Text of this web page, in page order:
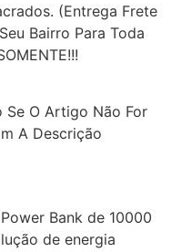
(Entrega Frete
Bairro Para Toda
Se O Artigo Não For
A Descrição
Bank de 10000
de energia